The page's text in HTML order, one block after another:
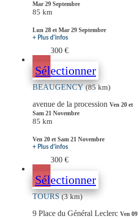
Mar 29 Septembre
85 km
Lun 28 et Mar 29 Septembre
+ Plus d'infos
300 €
Sélectionner
BEAUGENCY(85 km)
avenue de la procession Ven 20 et
Sam 21 Novembre
85 km
Ven 20 et Sam 21 Novembre
+ Plus d'infos
300 €
Sélectionner
TOURS(3 km)
9 Place du Général Leclerc Ven 09